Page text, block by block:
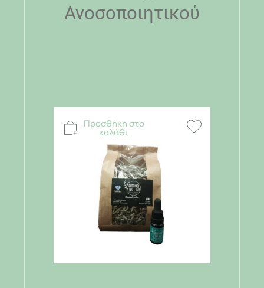
Ανοσοποιητικού
Προσθήκη στο
καλάθι